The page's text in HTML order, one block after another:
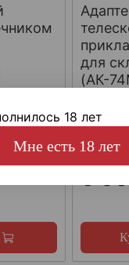
для
(АК-
6
18 лет
Мне есть 18 лет